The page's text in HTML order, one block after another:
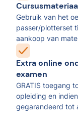
Gebruik van het
passer/plotterset
aankoop van
Extra online
examen
GRATIS toegang
opleiding en
gegarandeerd tot